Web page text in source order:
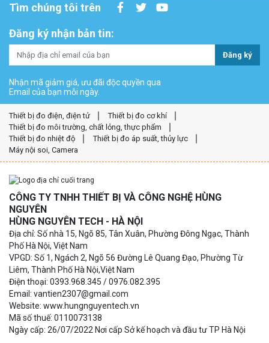
Tìm chúng tôi trên
Đăng ký nhận bản tin:
Đăng ký
Nhận mã giảm giá, ưu đãi độc quyền qua
Email của bạn mỗi ngày.
Thiết bị đo điện, điện tử
Thiết bị đo cơ khí
Thiết bị đo môi trường, chất lỏng, thực phẩm
Thiết bị đo nhiệt độ
Thiết bị đo áp suất, thủy lực
Máy nội soi, Camera
CÔNG TY TNHH THIẾT BỊ VÀ CÔNG NGHỆ HÙNG
NGUYÊN
HÙNG NGUYÊN TECH - HÀ NỘI
Địa chỉ: Số nhà 15, Ngõ 85, Tân Xuân, Phường Đông Ngạc, Thành
Phố Hà Nội, Việt Nam
VPGD: Số 1, Ngách 2, Ngõ 56 Đường Lê Quang Đạo, Phường Từ
Liêm, Thành Phố Hà Nội,Việt Nam
Điện thoại: 0393.968.345 / 0976.082.395
Email: vantien2307@gmail.com
Website: www.hungnguyentech.vn
Mã số thuế: 0110073138
Ngày cấp: 26/07/2022 Nơi cấp Sở kế hoạch và đầu tư TP Hà Nội